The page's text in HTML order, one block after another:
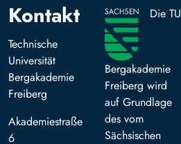
Kontakt
Technische
Universität
Bergakademie
Freiberg
Akademiestraße
6
Die TU
Bergakademie
Freiberg wird
auf Grundlage
des vom
Sächsischen